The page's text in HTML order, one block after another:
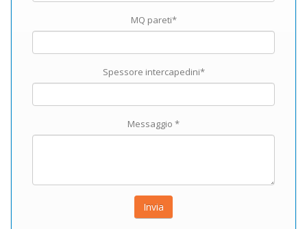
MQ pareti*
Spessore intercapedini*
Messaggio *